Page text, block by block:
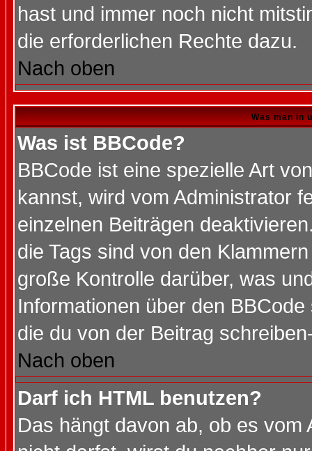
hast und immer noch nicht
die erforderlichen Rechte dazu.
Nach oben
Was man in
Was ist BBCode?
BBCode ist eine spezielle Art
kannst, wird vom Administrator
einzelnen Beiträgen
die Tags sind von den
große Kontrolle darüber, was
Informationen über den
die du von der Beitrag
Nach oben
Darf ich HTML benutzen?
Das hängt davon ab, ob es